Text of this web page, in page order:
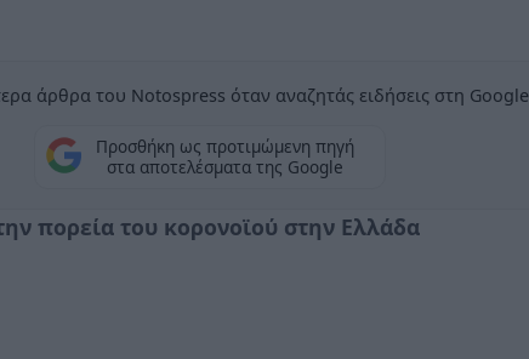
άρθρα του Notospress όταν αναζητάς ειδήσεις στη Google
Προσθήκη ως προτιμώμενη πηγή
στα αποτελέσματα της Google
πορεία του κορονοϊού στην Ελλάδα